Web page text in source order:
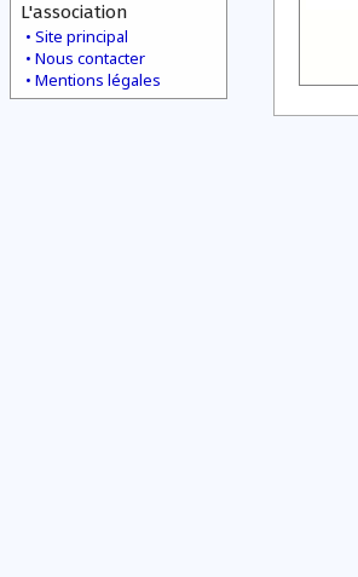
L'association
Site principal
Nous contacter
Mentions légales